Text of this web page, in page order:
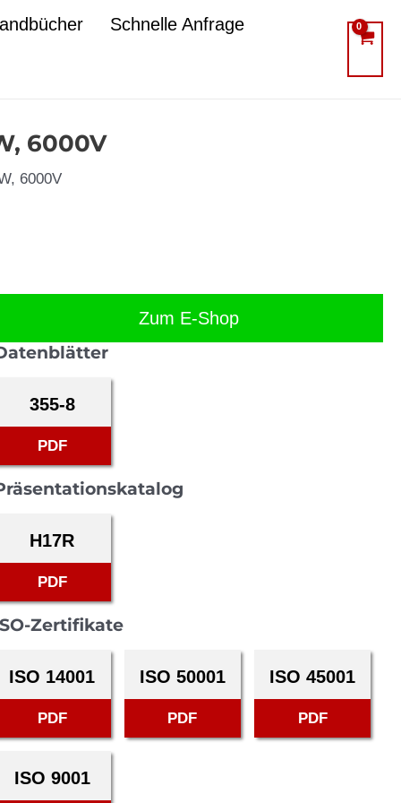
Schnelle Anfrage
6000V
6000V
Zum E-Shop
355-8
PDF
H17R
PDF
Zertifikate
ISO 14001
PDF
ISO 50001
PDF
ISO 45001
PDF
ISO 9001